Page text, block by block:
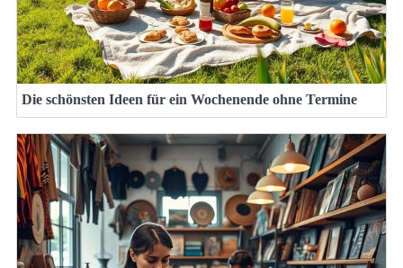
Die schönsten Ideen für ein Wochenende ohne Termine